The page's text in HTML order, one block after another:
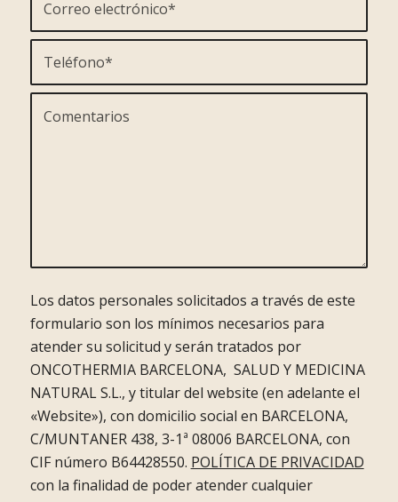
Los datos personales solicitados a través de este
formulario son los mínimos necesarios para
atender su solicitud y serán tratados por
ONCOTHERMIA BARCELONA, SALUD Y MEDICINA
NATURAL S.L., y titular del website (en adelante el
«Website»), con domicilio social en BARCELONA,
C/MUNTANER 438, 3-1ª 08006 BARCELONA, con
CIF número B64428550. POLÍTICA DE PRIVACIDAD
con la finalidad de poder atender cualquier